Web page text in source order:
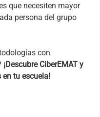
que necesiten mayor
persona del grupo
con
¡Descubre CiberEMAT y
tu escuela!